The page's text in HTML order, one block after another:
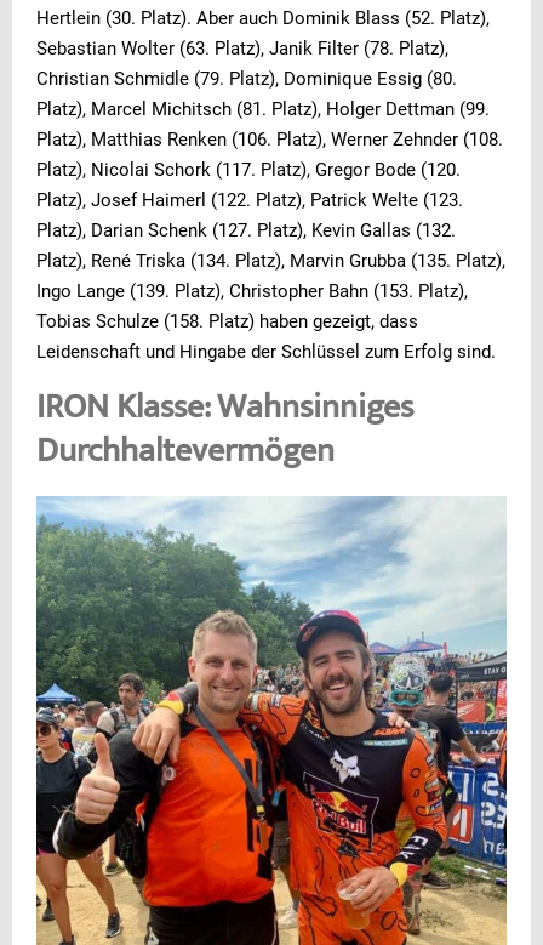
Hertlein (30. Platz). Aber auch Dominik Blass (52. Platz),
Sebastian Wolter (63. Platz), Janik Filter (78. Platz),
Christian Schmidle (79. Platz), Dominique Essig (80.
Platz), Marcel Michitsch (81. Platz), Holger Dettman (99.
Platz), Matthias Renken (106. Platz), Werner Zehnder (108.
Platz), Nicolai Schork (117. Platz), Gregor Bode (120.
Platz), Josef Haimerl (122. Platz), Patrick Welte (123.
Platz), Darian Schenk (127. Platz), Kevin Gallas (132.
Platz), René Triska (134. Platz), Marvin Grubba (135. Platz),
Ingo Lange (139. Platz), Christopher Bahn (153. Platz),
Tobias Schulze (158. Platz) haben gezeigt, dass
Leidenschaft und Hingabe der Schlüssel zum Erfolg sind.
IRON Klasse: Wahnsinniges
Durchhaltevermögen